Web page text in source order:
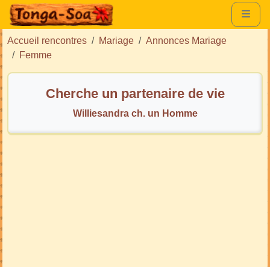
Accueil rencontres Mariage
Annonces Mariage
Femme
Cherche un partenaire de vie
Williesandra ch. un Homme